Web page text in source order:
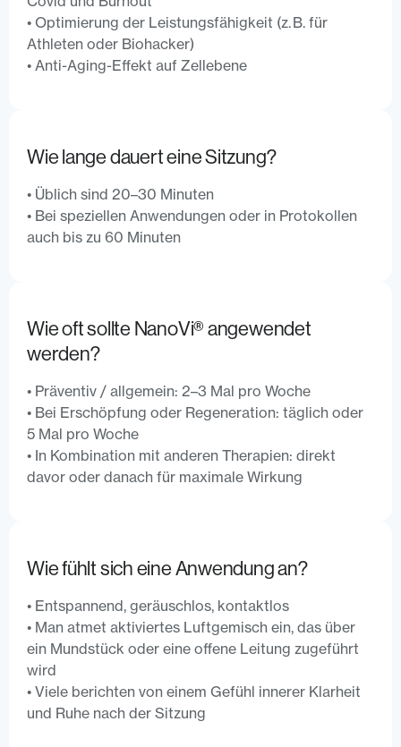
• Optimierung der Leistungsfähigkeit (z. B. für
Athleten oder Biohacker)
• Anti-Aging-Effekt auf Zellebene
Wie lange dauert eine Sitzung?
• Üblich sind 20–30 Minuten
• Bei speziellen Anwendungen oder in Protokollen
auch bis zu 60 Minuten
Wie oft sollte NanoVi®️ angewendet
werden?
• Präventiv / allgemein: 2–3 Mal pro Woche
• Bei Erschöpfung oder Regeneration: täglich oder
5 Mal pro Woche
• In Kombination mit anderen Therapien: direkt
davor oder danach für maximale Wirkung
Wie fühlt sich eine Anwendung an?
• Entspannend, geräuschlos, kontaktlos
• Man atmet aktiviertes Luftgemisch ein, das über
ein Mundstück oder eine offene Leitung zugeführt
wird
• Viele berichten von einem Gefühl innerer Klarheit
und Ruhe nach der Sitzung